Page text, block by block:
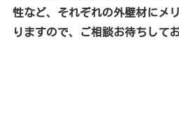
性など、それぞれの外壁材にメ
りますので、ご相談お待ちして